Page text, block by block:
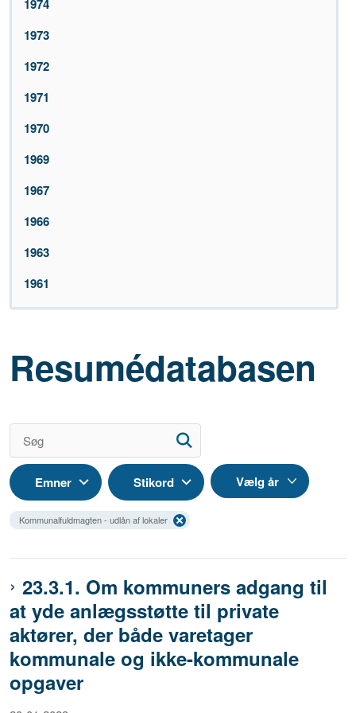
1974
1973
1972
1971
1970
1969
1967
1966
1963
1961
Resumédatabasen
Emner Stikord
Kommunalfuldmagten - udlån af lokaler
23.3.1. Om kommuners adgang til
at yde anlægsstøtte til private
aktører, der både varetager
kommunale og ikke-kommunale
opgaver